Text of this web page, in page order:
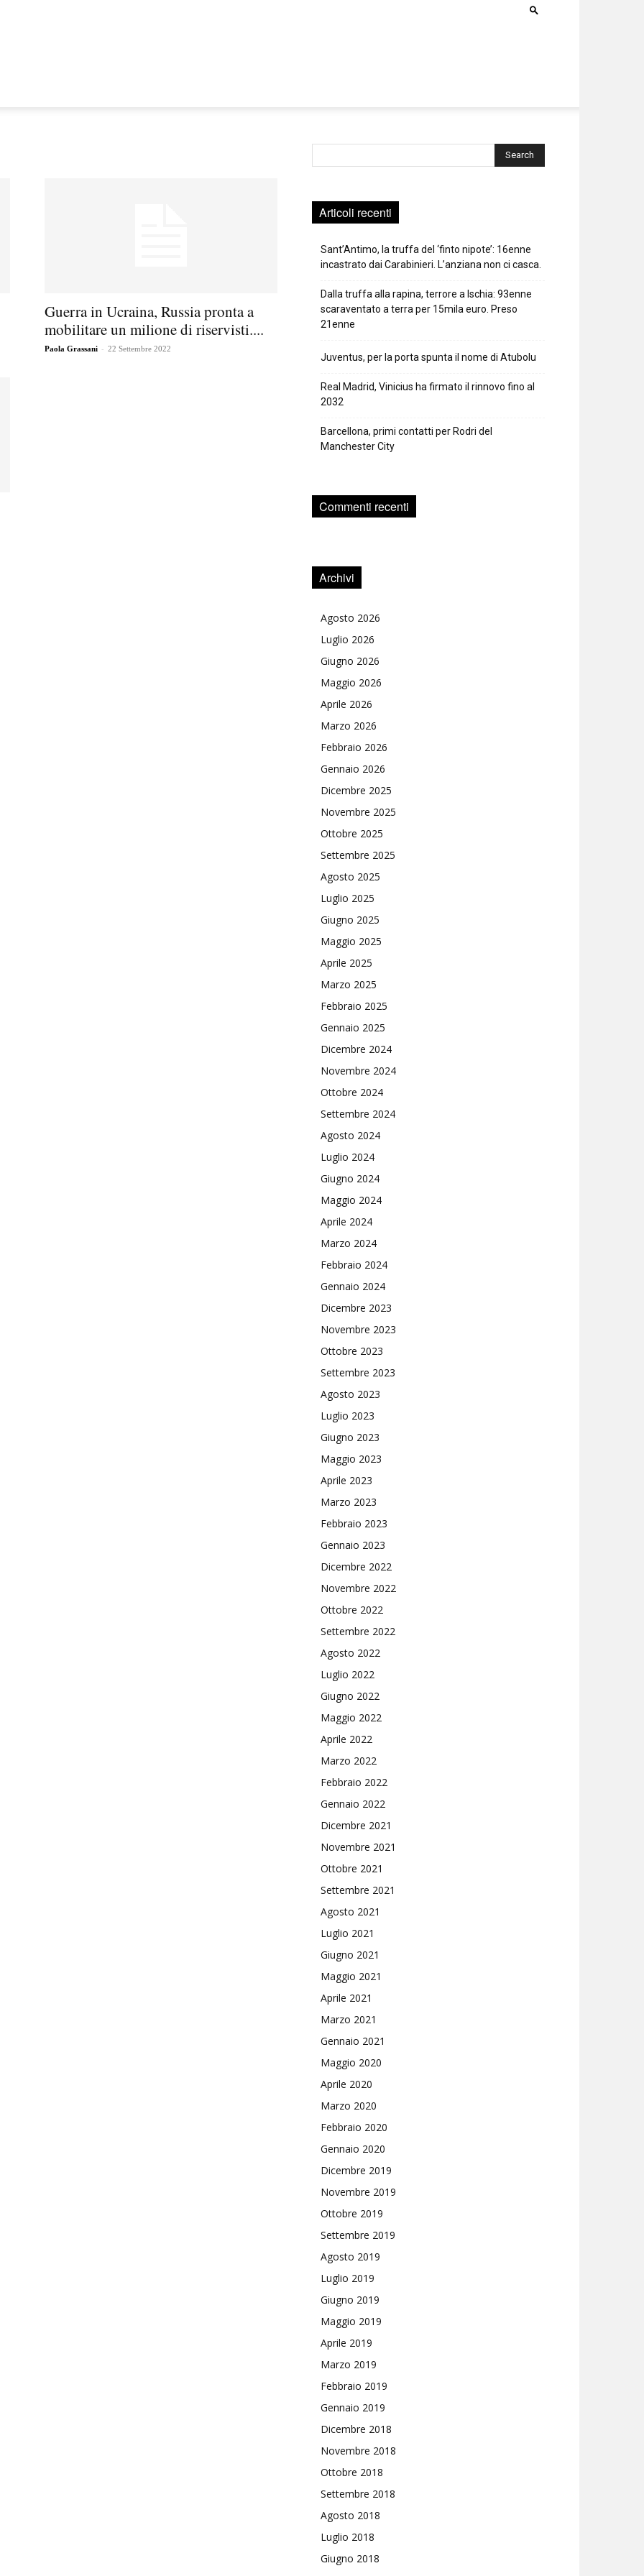
Guerra in Ucraina, Russia pronta a
mobilitare un milione di riservisti....
Paola Grassani - 22 Settembre 2022
Articoli recenti
Sant’Antimo, la truffa del ‘finto nipote’: 16enne
incastrato dai Carabinieri. L’anziana non ci casca.
Dalla truffa alla rapina, terrore a Ischia: 93enne
scaraventato a terra per 15mila euro. Preso
21enne
Juventus, per la porta spunta il nome di Atubolu
Real Madrid, Vinicius ha firmato il rinnovo fino al
2032
Barcellona, primi contatti per Rodri del
Manchester City
Commenti recenti
Archivi
Agosto 2026
Luglio 2026
Giugno 2026
Maggio 2026
Aprile 2026
Marzo 2026
Febbraio 2026
Gennaio 2026
Dicembre 2025
Novembre 2025
Ottobre 2025
Settembre 2025
Agosto 2025
Luglio 2025
Giugno 2025
Maggio 2025
Aprile 2025
Marzo 2025
Febbraio 2025
Gennaio 2025
Dicembre 2024
Novembre 2024
Ottobre 2024
Settembre 2024
Agosto 2024
Luglio 2024
Giugno 2024
Maggio 2024
Aprile 2024
Marzo 2024
Febbraio 2024
Gennaio 2024
Dicembre 2023
Novembre 2023
Ottobre 2023
Settembre 2023
Agosto 2023
Luglio 2023
Giugno 2023
Maggio 2023
Aprile 2023
Marzo 2023
Febbraio 2023
Gennaio 2023
Dicembre 2022
Novembre 2022
Ottobre 2022
Settembre 2022
Agosto 2022
Luglio 2022
Giugno 2022
Maggio 2022
Aprile 2022
Marzo 2022
Febbraio 2022
Gennaio 2022
Dicembre 2021
Novembre 2021
Ottobre 2021
Settembre 2021
Agosto 2021
Luglio 2021
Giugno 2021
Maggio 2021
Aprile 2021
Marzo 2021
Gennaio 2021
Maggio 2020
Aprile 2020
Marzo 2020
Febbraio 2020
Gennaio 2020
Dicembre 2019
Novembre 2019
Ottobre 2019
Settembre 2019
Agosto 2019
Luglio 2019
Giugno 2019
Maggio 2019
Aprile 2019
Marzo 2019
Febbraio 2019
Gennaio 2019
Dicembre 2018
Novembre 2018
Ottobre 2018
Settembre 2018
Agosto 2018
Luglio 2018
Giugno 2018